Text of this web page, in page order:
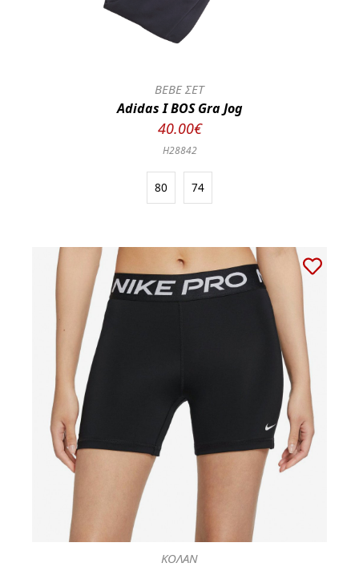
BEBE ΣΕΤ
Adidas I BOS Gra Jog
40.00€
H28842
80 74
ΚΟΛΑΝ